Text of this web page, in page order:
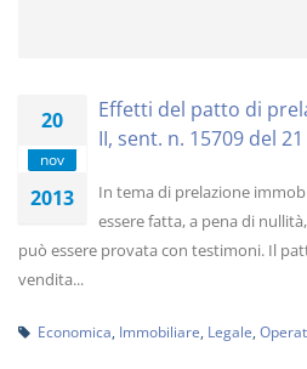
20
nov
2013
Effetti del patto di
II, sent. n. 15709 del
In tema di prelazione
essere fatta, a pena di
può essere provata con testimoni. Il
vendita...
Economica Immobiliare Legale